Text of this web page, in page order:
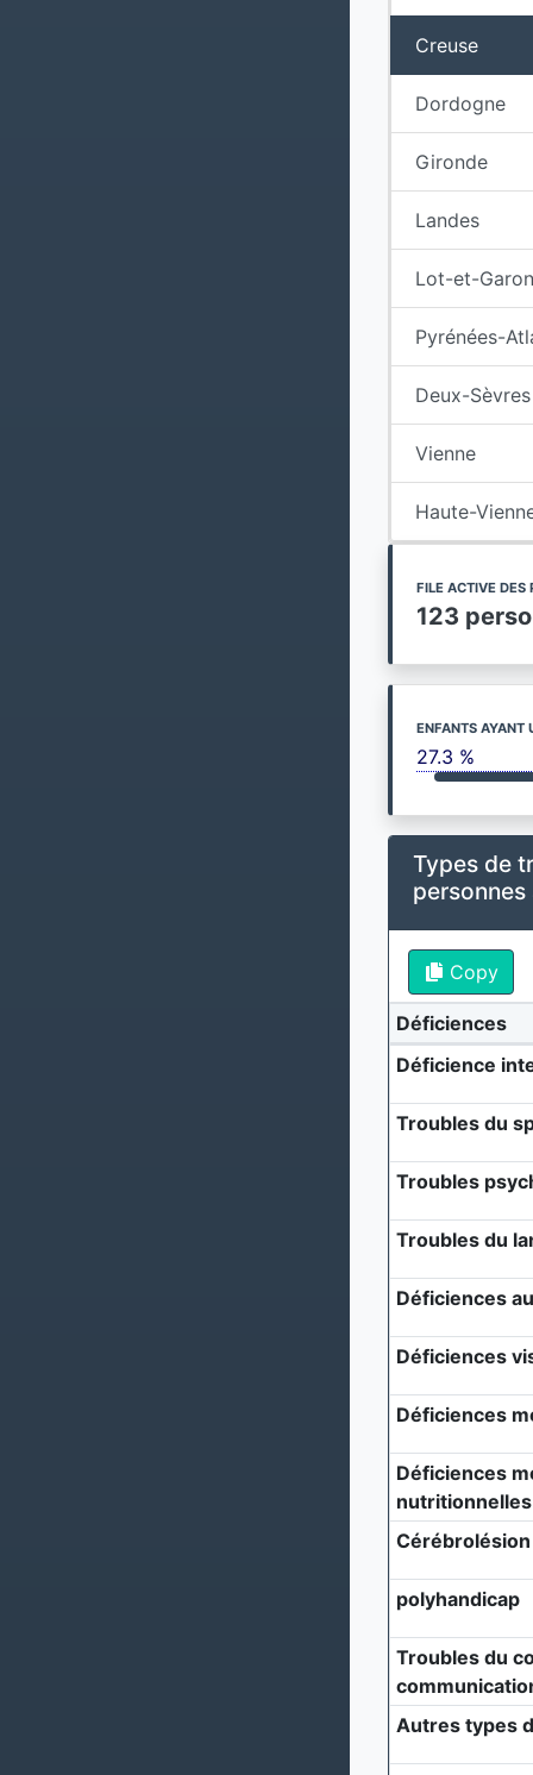
Creuse
Dordogne
Gironde
Landes
Lot-et-
Pyrénées-
Deux-Sèvres
Vienne
Haute-
FILE ACTIVE DES
123
ENFANTS AYANT
27.3 %
Types de
Copy
Déficiences
Déficience
Troubles du
Troubles
Troubles du
Déficiences
Déficiences
Déficiences
Déficiences
nutritionnelles
Cérébrolésion
polyhandicap
Troubles du
Autres types